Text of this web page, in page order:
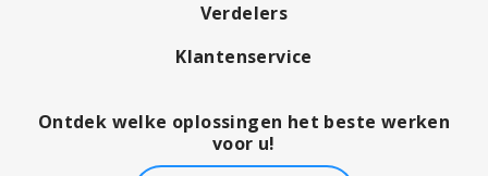
Verdelers
Klantenservice
Ontdek welke oplossingen het beste werken
voor u!